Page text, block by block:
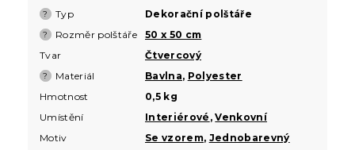
? Typ Dekorační polštáře
? Rozměr polštáře
50 x 50 cm
Tvar
Čtvercový
? Materiál Bavlna, Polyester
Hmotnost
0,5 kg
Umístění
Interiérové ,Venkovní
Motiv
Se vzorem, Jednobarevný